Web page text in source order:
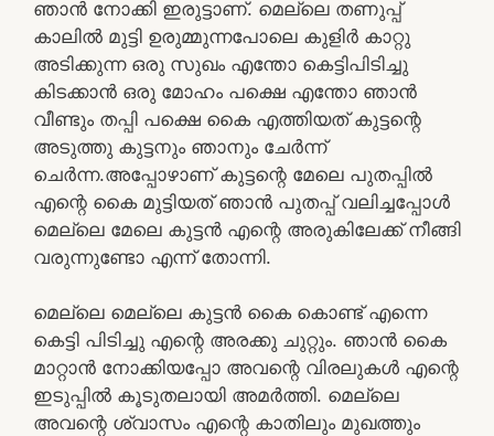
ഞാൻ നോക്കി ഇരുട്ടാണ്. മെല്ലെ തണുപ്പ്
കാലിൽ മുട്ടി ഉരുമ്മുന്നപോലെ കുളിർ കാറ്റു
അടിക്കുന്ന ഒരു സുഖം എന്തോ കെട്ടിപിടിച്ചു
കിടക്കാൻ ഒരു മോഹം പക്ഷെ എന്തോ ഞാൻ
വീണ്ടും തപ്പി പക്ഷെ കൈ എത്തിയത് കുട്ടന്റെ
അടുത്തു കുട്ടനും ഞാനും ചേർന്ന്
ചെർന്ന.അപ്പോഴാണ് കുട്ടന്റെ മേലെ പുതപ്പിൽ
എന്റെ കൈ മുട്ടിയത് ഞാൻ പുതപ്പ് വലിച്ചപ്പോൾ
മെല്ലെ മേലെ കുട്ടൻ എന്റെ അരുകിലേക്ക് നീങ്ങി
വരുന്നുണ്ടോ എന്ന് തോന്നി.
മെല്ലെ മെല്ലെ കുട്ടൻ കൈ കൊണ്ട് എന്നെ
കെട്ടി പിടിച്ചു എന്റെ അരക്കു ചുറ്റും. ഞാൻ കൈ
മാറ്റാൻ നോക്കിയപ്പോ അവന്റെ വിരലുകൾ എന്റെ
ഇടുപ്പിൽ കൂടുതലായി അമർത്തി. മെല്ലെ
അവന്റെ ശ്വാസം എന്റെ കാതിലും മുഖത്തും